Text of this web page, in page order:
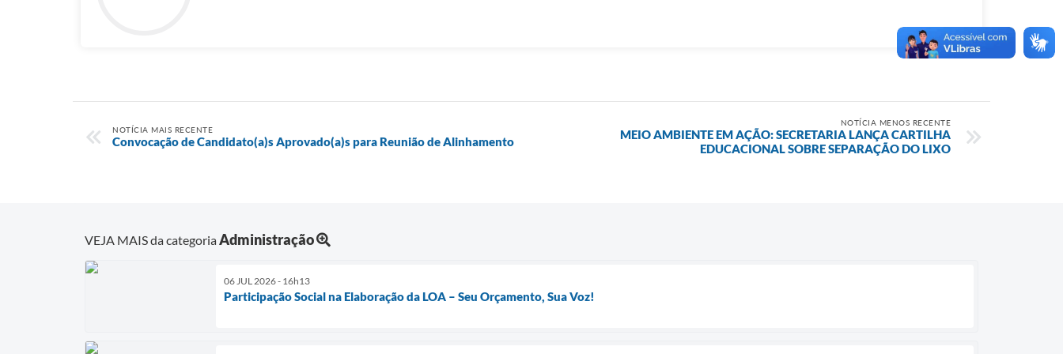
NOTÍCIA MAIS RECENTE
Convocação de Candidato(a)s Aprovado(a)s para Reunião de Alinhamento
NOTÍCIA MENOS RECENTE
MEIO AMBIENTE EM AÇÃO: SECRETARIA LANÇA CARTILHA
EDUCACIONAL SOBRE SEPARAÇÃO DO LIXO
VEJA MAIS da categoriaAdministração
06 JUL 2026 - 16h13
Participação Social na Elaboração da LOA – Seu Orçamento, Sua Voz!